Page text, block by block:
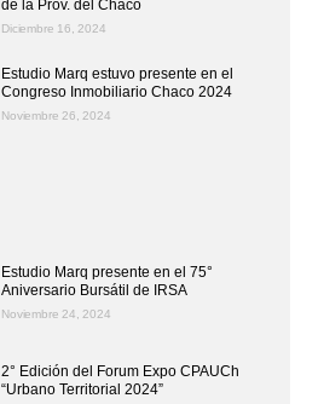
de la Prov. del Chaco
Diciembre 16, 2024
Estudio Marq estuvo presente en el
Congreso Inmobiliario Chaco 2024
Noviembre 26, 2024
Estudio Marq presente en el 75°
Aniversario Bursátil de IRSA
Noviembre 24, 2024
2° Edición del Forum Expo CPAUCh
“Urbano Territorial 2024”